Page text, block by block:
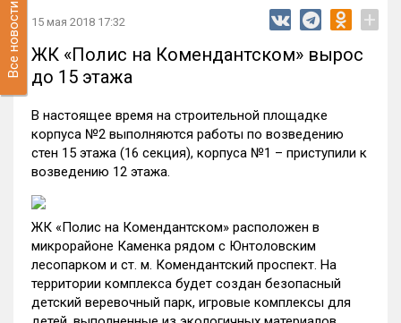
Все новости 15 мая 2018 17:32 +
ЖК «Полис на Комендантском» вырос
до 15 этажа
В настоящее время на строительной площадке
корпуса №2 выполняются работы по возведению
стен 15 этажа (16 секция), корпуса №1 – приступили к
возведению 12 этажа.
ЖК «Полис на Комендантском» расположен в
микрорайоне Каменка рядом с Юнтоловским
лесопарком и ст. м. Комендантский проспект. На
территории комплекса будет создан безопасный
детский веревочный парк, игровые комплексы для